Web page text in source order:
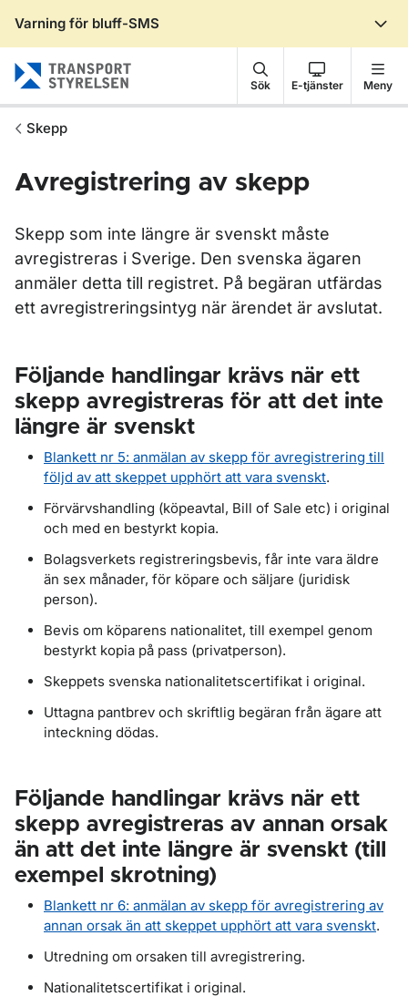
Varning för bluff-SMS
Sök E-tjänster Meny
Skepp
Avregistrering av skepp
Skepp som inte längre är svenskt måste
avregistreras i Sverige. Den svenska ägaren
anmäler detta till registret. På begäran utfärdas
ett avregistreringsintyg när ärendet är avslutat.
Följande handlingar krävs när ett
skepp avregistreras för att det inte
längre är svenskt
Blankett nr 5: anmälan av skepp för avregistrering till
följd av att skeppet upphört att vara svenskt.
Förvärvshandling (köpeavtal, Bill of Sale etc) i original
och med en bestyrkt kopia.
Bolagsverkets registreringsbevis, får inte vara äldre
än sex månader, för köpare och säljare (juridisk
person).
Bevis om köparens nationalitet, till exempel genom
bestyrkt kopia på pass (privatperson).
Skeppets svenska nationalitetscertifikat i original.
Uttagna pantbrev och skriftlig begäran från ägare att
inteckning dödas.
Följande handlingar krävs när ett
skepp avregistreras av annan orsak
än att det inte längre är svenskt (till
exempel skrotning)
Blankett nr 6: anmälan av skepp för avregistrering av
annan orsak än att skeppet upphört att vara svenskt.
Utredning om orsaken till avregistrering.
Nationalitetscertifikat i original.